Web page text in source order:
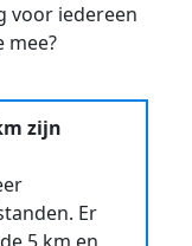
voor iedereen
mee?
zijn
Er
5 km en